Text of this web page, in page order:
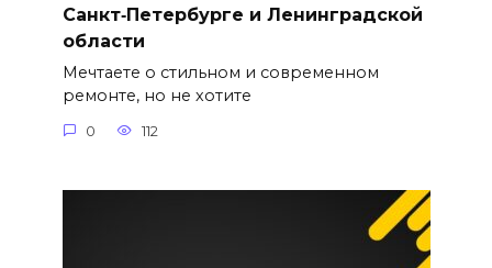
Санкт‑Петербурге и Ленинградской
области
Мечтаете о стильном и современном
ремонте, но не хотите
0 112